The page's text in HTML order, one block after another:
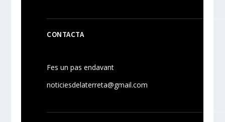
CONTACTA
Fes un pas endavant
noticiesdelaterreta@gmail.com